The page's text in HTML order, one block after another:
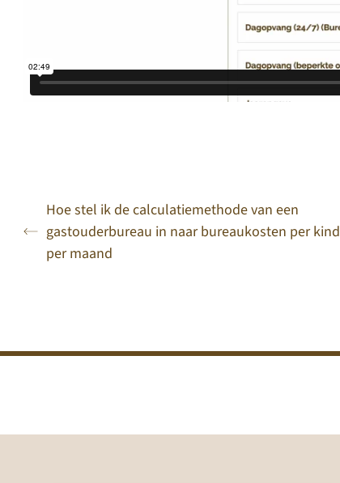
Hoe stel ik de calculatiemethode van een
gastouderbureau in naar bureaukosten per kind
per maand